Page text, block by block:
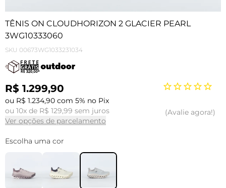
TÊNIS ON CLOUDHORIZON 2 GLACIER PEARL
3WG10333060
SKU 00673WG1033231034
R$ 1.299,90
ou R$ 1.234,90 com 5% no Pix
ou 10x de R$ 129,99 sem juros
Ver opções de parcelamento
Avalie agora!
Escolha uma cor